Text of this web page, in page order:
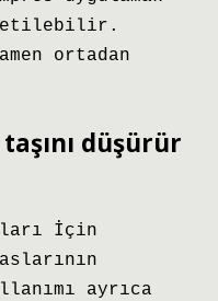
ortadan
düşürür
İçin
ayrıca